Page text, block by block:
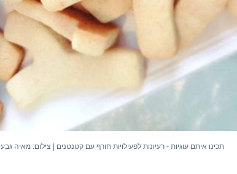
תכינו איתם עוגיות - רעיונות לפעילויות חורף עם קטנטנים | צילום: מאיה גבע